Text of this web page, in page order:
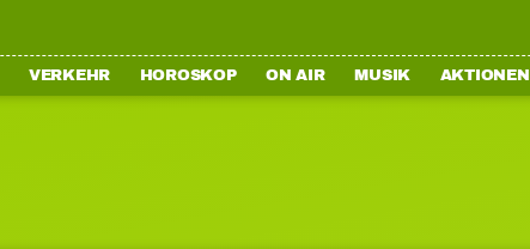
VERKEHR HOROSKOP ON AIR MUSIK AKTIONEN